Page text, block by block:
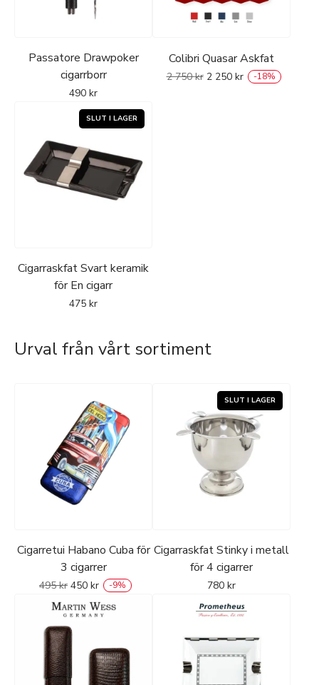
Passatore Drawpoker
cigarrborr
490 kr
Colibri Quasar Askfat
2 750kr 2 250 kr -18%
Cigarraskfat Svart keramik
för En cigarr
475 kr
Urval från vårt sortiment
Cigarretui Habano Cuba för
3 cigarrer
495kr 450 kr -9%
Cigarraskfat Stinky i metall
för 4 cigarrer
780 kr